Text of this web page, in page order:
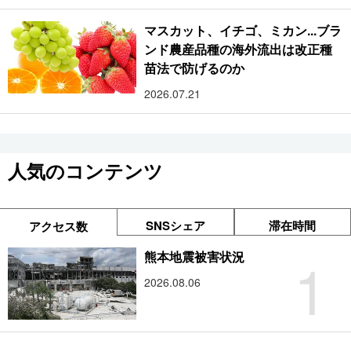
マスカット、イチゴ、ミカン...ブラ
ンド農産品種の海外流出は改正種
苗法で防げるのか
2026.07.21
人気のコンテンツ
アクセス数 SNSシェア 滞在時間
1
熊本地震被害状況
2026.08.06